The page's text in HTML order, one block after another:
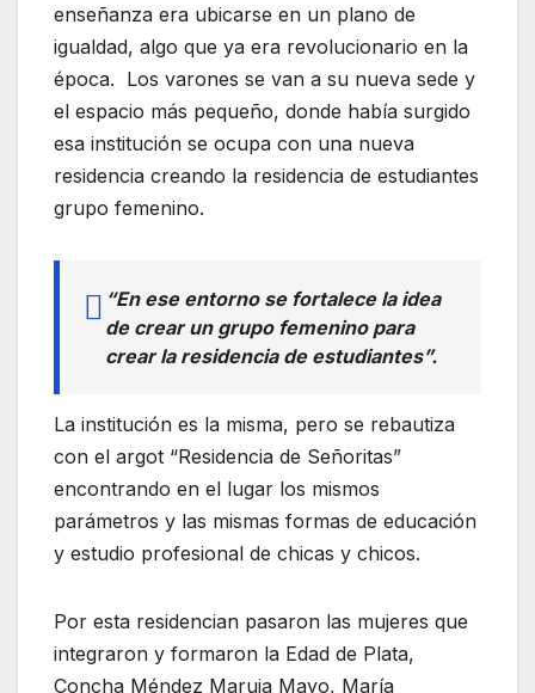
enseñanza era ubicarse en un plano de
igualdad, algo que ya era revolucionario en la
época. Los varones se van a su nueva sede y
el espacio más pequeño, donde había surgido
esa institución se ocupa con una nueva
residencia creando la residencia de estudiantes
grupo femenino.
“En ese entorno se fortalece la idea
de crear un grupo femenino para
crear la residencia de estudiantes”.
La institución es la misma, pero se rebautiza
con el argot “Residencia de Señoritas”
encontrando en el lugar los mismos
parámetros y las mismas formas de educación
y estudio profesional de chicas y chicos.
Por esta residencian pasaron las mujeres que
integraron y formaron la Edad de Plata,
Concha Méndez Maruja Mayo, María